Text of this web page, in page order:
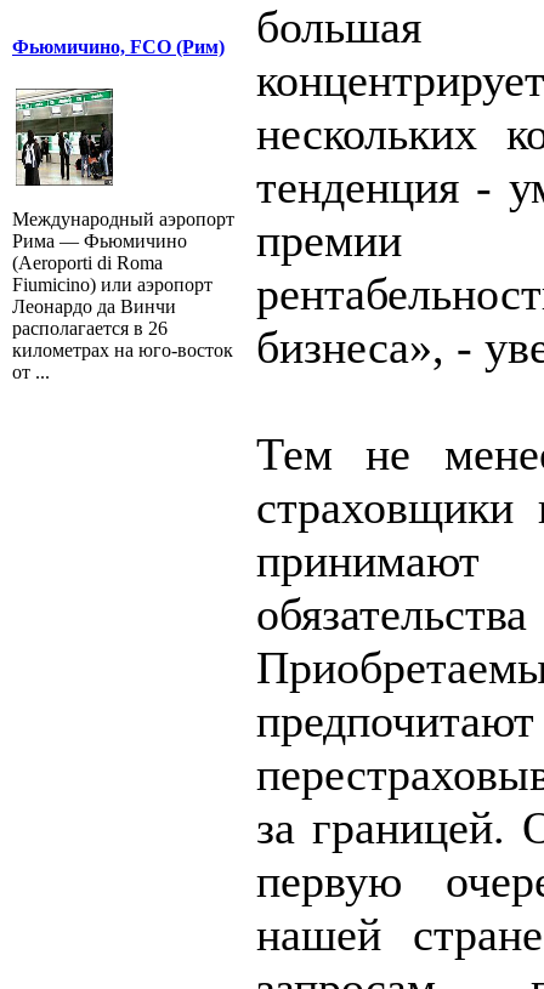
Фьюмичино, FCO (Рим)
Международный аэропорт
Рима — Фьюмичино
(Aeroporti di Roma
Fiumicino) или аэропорт
Леонардо да Винчи
располагается в 26
километрах на юго-восток
от ...
большая
нескольких
тенденция -
премии
бизнеса», -
Тем не
страховщики
предпочитают
за границей.
первую
нашей